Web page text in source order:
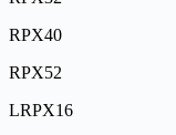
RPX40
RPX52
LRPX16